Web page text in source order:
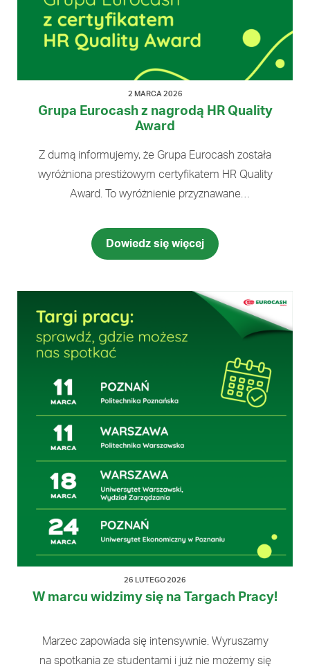
2 MARCA 2026
Grupa Eurocash z nagrodą HR Quality
Award
Z dumą informujemy, że Grupa Eurocash została
wyróżniona prestiżowym certyfikatem HR Quality
Award. To wyróżnienie przyznawane
blisko 250 pracodawców. Otrzymany certyfikat
potwierdza, że nasze działania w obszarze HR
na danych oraz zgodny z najlepszymi praktykami
rynkowymi. To dla nas nie tylko nagroda, ale przede
wszystkim dowód na to, że rozwój pracowników
i zarządzanie talentami ma realny wpływ na działalność
Dowiedz się więcej
26 LUTEGO 2026
W marcu widzimy się na Targach Pracy!
Marzec zapowiada się intensywnie. Wyruszamy
na spotkania ze studentami i już nie możemy się